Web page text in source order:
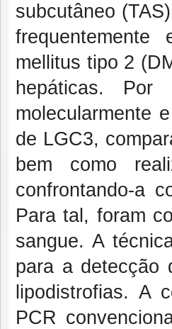
subcutâneo
mellitus tipo 2
hepáticas. Por
molecularmente
de LGC3,
bem como
confrontando-a
Para tal, foram
sangue. A
para a detecção
lipodistrofias. A
PCR